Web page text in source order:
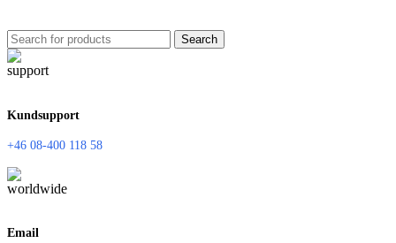
Search
Kundsupport
+46 08-400 118 58
Email